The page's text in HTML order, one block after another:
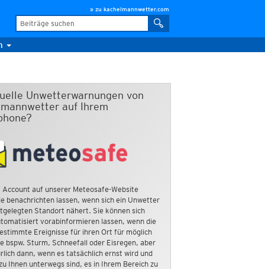
» zu kachelmannwetter.com
Unwetterwarnungen von
auf Ihrem
Account auf unserer Meteosafe-Website
benachrichten lassen, wenn sich ein Unwetter
Standort nähert. Sie können sich
vorabinformieren lassen, wenn die
Ereignisse für ihren Ort für möglich
bspw. Sturm, Schneefall oder Eisregen, aber
dann, wenn es tatsächlich ernst wird und
Ihnen unterwegs sind, es in Ihrem Bereich zu